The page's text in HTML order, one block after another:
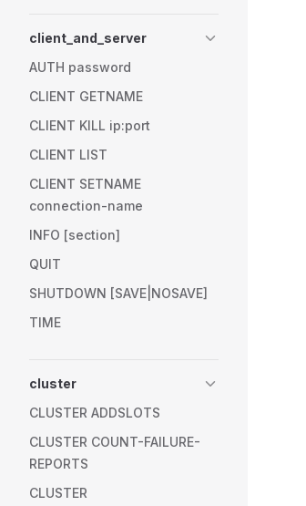
client_and_server
AUTH password
CLIENT GETNAME
CLIENT KILL ip:port
CLIENT LIST
CLIENT SETNAME
connection-name
INFO [section]
QUIT
SHUTDOWN [SAVE|NOSAVE]
TIME
cluster
CLUSTER ADDSLOTS
CLUSTER COUNT-FAILURE-
REPORTS
CLUSTER